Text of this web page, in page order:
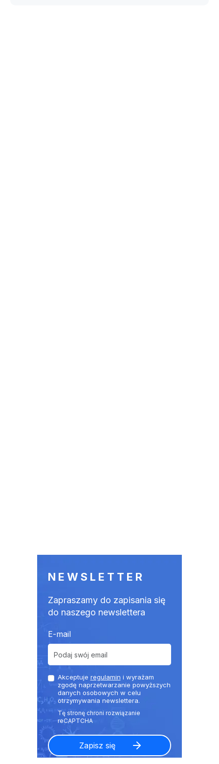
NEWSLETTER
Zapraszamy do zapisania się
do naszego newslettera
E-mail
Akceptuje regulamin i wyrażam
zgodę naprzetwarzanie powyższych
danych osobowych w celu
otrzymywania newslettera.